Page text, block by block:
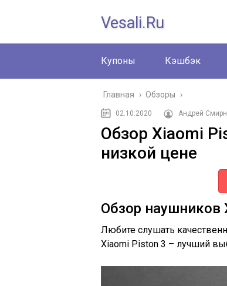
Vesali.ru
Купоны Кэшбэк
Главная › Обзоры ›
02.10.2020 Андрей
Обзор Xiaomi
низкой цене
Обзор наушников
Любите слушать
Xiaomi Piston 3 – лучший